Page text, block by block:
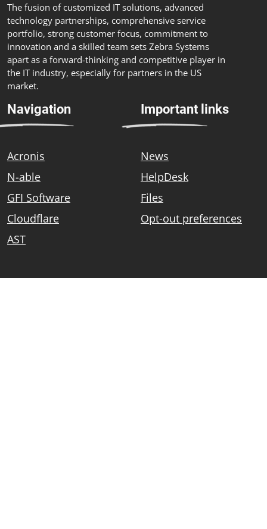
The fusion of customized IT solutions, advanced
technology partnerships, comprehensive service
portfolio, strong customer focus, commitment to
innovation and a skilled team sets Zebra Systems
apart as a forward-thinking and competitive player in
the IT industry, especially for partners in the US
market.
Navigation
Acronis
N-able
GFI Software
Cloudflare
AST
Important links
News
HelpDesk
Files
Opt-out preferences